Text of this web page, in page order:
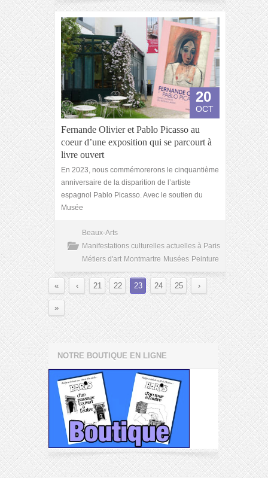
20
OCT
Fernande Olivier et Pablo Picasso au
coeur d’une exposition qui se parcourt à
livre ouvert
En 2023, nous commémorerons le cinquantième
anniversaire de la disparition de l’artiste
espagnol Pablo Picasso. Avec le soutien du
Musée
Beaux-Arts
Manifestations culturelles actuelles à Paris
Métiers d'art Montmartre Musées Peinture
« ‹ 21 22 23 24 25 ›
»
NOTRE BOUTIQUE EN LIGNE